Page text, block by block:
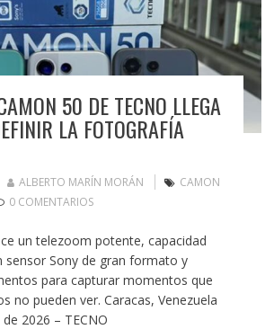
50 DE TECNO LLEGA
LA FOTOGRAFÍA
ALBERTO MARÍN MORÁN
CAMON
0 COMENTARIOS
un telezoom potente, capacidad
sensor Sony de gran formato y
para capturar momentos que
no pueden ver. Caracas, Venezuela
2026 – TECNO